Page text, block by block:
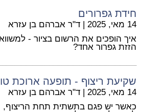
חידת גפרורים
14 מאי, 2025 | ד"ר אברהם בן עזרא
איך הופכים את הרשום בציור -
הזזת גפרור אחד?
שקיעת ריצוף - תופעה ארוכת
14 מאי, 2025 | ד"ר אברהם בן עזרא
כאשר יש פגם בתשתית תחת הריצוף,